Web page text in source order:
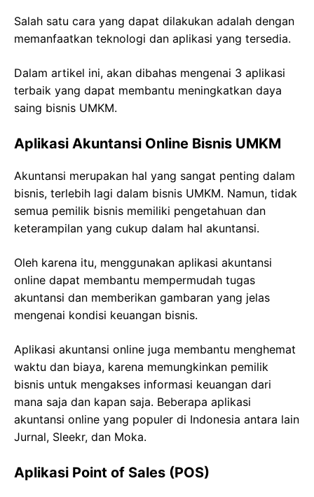
Salah satu cara yang dapat dilakukan adalah dengan
memanfaatkan teknologi dan aplikasi yang tersedia.
Dalam artikel ini, akan dibahas mengenai 3 aplikasi
terbaik yang dapat membantu meningkatkan daya
saing bisnis UMKM.
Aplikasi Akuntansi Online Bisnis UMKM
Akuntansi merupakan hal yang sangat penting dalam
bisnis, terlebih lagi dalam bisnis UMKM. Namun, tidak
semua pemilik bisnis memiliki pengetahuan dan
keterampilan yang cukup dalam hal akuntansi.
Oleh karena itu, menggunakan aplikasi akuntansi
online dapat membantu mempermudah tugas
akuntansi dan memberikan gambaran yang jelas
mengenai kondisi keuangan bisnis.
Aplikasi akuntansi online juga membantu menghemat
waktu dan biaya, karena memungkinkan pemilik
bisnis untuk mengakses informasi keuangan dari
mana saja dan kapan saja. Beberapa aplikasi
akuntansi online yang populer di Indonesia antara lain
Jurnal, Sleekr, dan Moka.
Aplikasi Point of Sales (POS)